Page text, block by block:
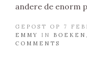
andere de enorm
GEPOST OP 7
EMMY
IN BOEKEN
COMMENTS